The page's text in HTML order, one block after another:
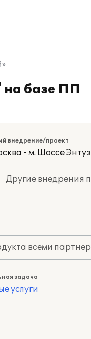
на базе ПП
внедрение/проект
- м. Шоссе
Другие внедрения
всеми
задача
услуги